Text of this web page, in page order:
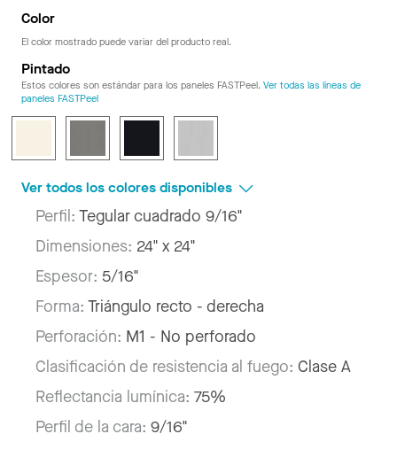
Color
El color mostrado puede variar del producto real.
Pintado
Estos colores son estándar para los paneles FASTPeel. Ver todas las líneas de
paneles FASTPeel
Ver todos los colores disponibles
Perfil: Tegular cuadrado 9/16"
Dimensiones: 24" x 24"
Espesor: 5/16"
Forma: Triángulo recto - derecha
Perforación: M1 - No perforado
Clasificación de resistencia al fuego: Clase A
Reflectancia lumínica: 75%
Perfil de la cara: 9/16"